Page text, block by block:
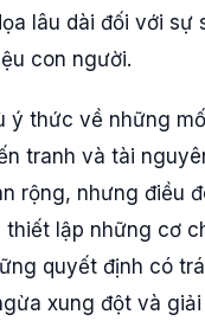
lâu dài đối với sự
con người.
ý thức về những
tranh và tài
rộng, nhưng điều
thiết lập những cơ
quyết định có
xung đột và